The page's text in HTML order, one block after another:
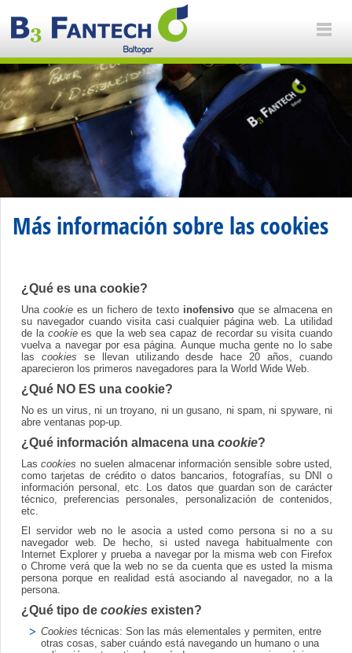
Más información sobre las cookies
¿Qué es una cookie?
Una cookie es un fichero de texto inofensivo que se almacena en
su navegador cuando visita casi cualquier página web. La utilidad
de la cookiees que la web sea capaz de recordar su visita cuando
vuelva a navegar por esa página. Aunque mucha gente no lo sabe
las cookies se llevan utilizando desde hace 20 años, cuando
aparecieron los primeros navegadores para la World Wide Web.
¿Qué NO ES una cookie?
No es un virus, ni un troyano, ni un gusano, ni spam, ni spyware, ni
abre ventanas pop-up.
¿Qué información almacena una cookie?
Lascookies no suelen almacenar información sensible sobre usted,
como tarjetas de crédito o datos bancarios, fotografías, su DNI o
información personal, etc. Los datos que guardan son de carácter
técnico, preferencias personales, personalización de contenidos,
etc.
El servidor web no le asocia a usted como persona si no a su
navegador web. De hecho, si usted navega habitualmente con
Internet Explorer y prueba a navegar por la misma web con Firefox
o Chrome verá que la web no se da cuenta que es usted la misma
persona porque en realidad está asociando al navegador, no a la
persona.
¿Qué tipo de cookies existen?
Cookies técnicas: Son las más elementales y permiten, entre
otras cosas, saber cuándo está navegando un humano o una